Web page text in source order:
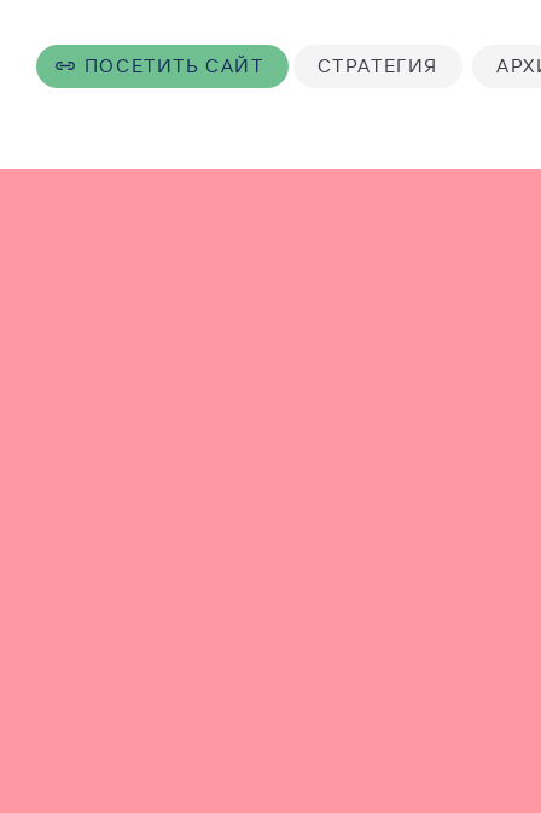
ПОСЕТИТЬ САЙТ СТРАТЕГИЯ